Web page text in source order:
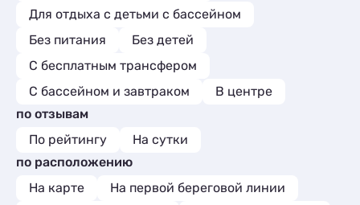
Для отдыха с детьми с бассейном
Без питания
Без детей
С бесплатным трансфером
С бассейном и завтраком
В центре
по отзывам
По рейтингу
На сутки
по расположению
На карте
На первой береговой линии